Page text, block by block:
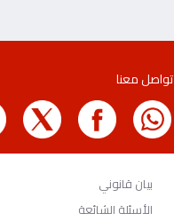
تواصل معنا
بيان قانوني
الأسئلة الشائعة